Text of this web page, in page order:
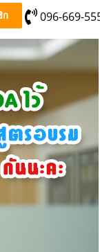
ก 096-669-